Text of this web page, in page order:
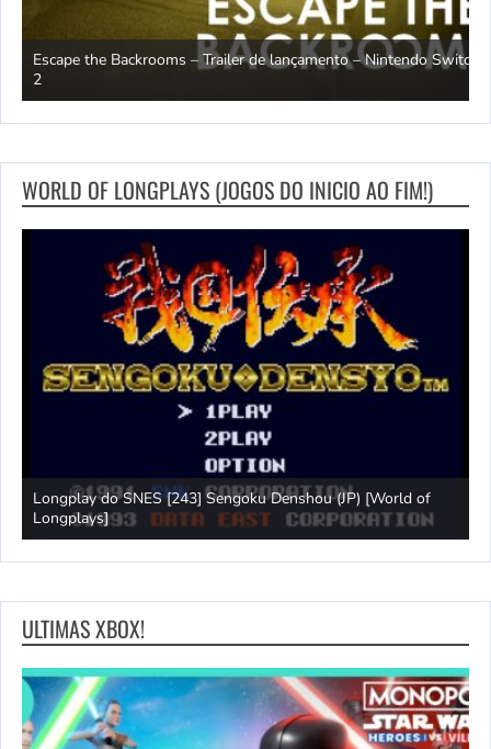
Escape the Backrooms – Trailer de lançamento – Nintendo Switch
2
WORLD OF LONGPLAYS (JOGOS DO INICIO AO FIM!)
Longplay do SNES [243] Sengoku Denshou (JP) [World of
Longplays]
ULTIMAS XBOX!